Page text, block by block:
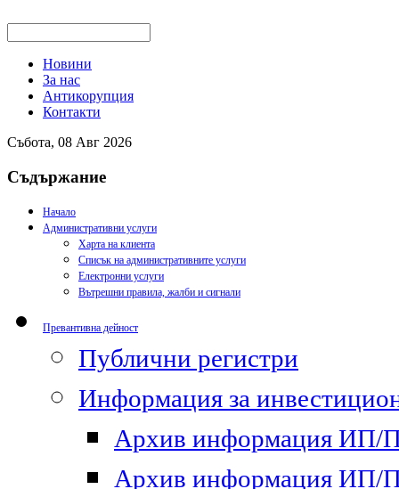
Новини
За нас
Антикорупция
Контакти
Събота, 08 Авг 2026
Съдържание
Начало
Административни услуги
Харта на клиента
Списък на административните услуги
Електронни услуги
Вътрешни правила, жалби и сигнали
Превантивна дейност
Публични регистри
Информация за
Архив информация ИП/
Архив информация ИП/